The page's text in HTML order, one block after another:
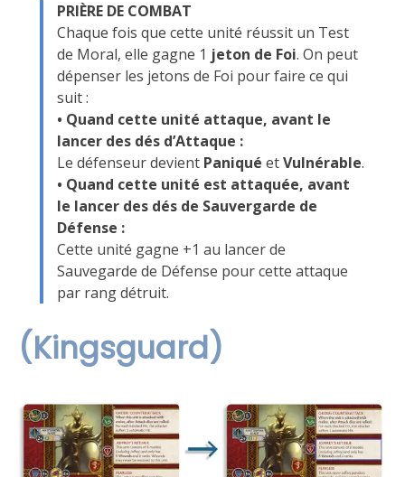
PRIÈRE DE COMBAT
Chaque fois que cette unité réussit un Test
de Moral, elle gagne 1 jeton de Foi. On peut
dépenser les jetons de Foi pour faire ce qui
suit :
• Quand cette unité attaque, avant le
lancer des dés d’Attaque :
Le défenseur devient Paniqué etVulnérable.
• Quand cette unité est attaquée, avant
le lancer des dés de Sauvergarde de
Défense :
Cette unité gagne +1 au lancer de
Sauvegarde de Défense pour cette attaque
par rang détruit.
(Kingsguard)